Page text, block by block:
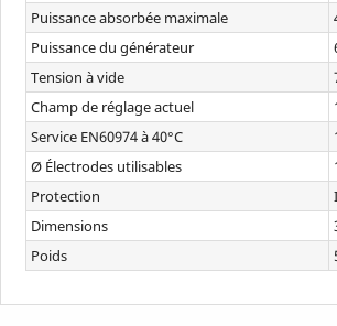
Puissance absorbée maximale
Puissance du générateur
Tension à vide
Champ de réglage actuel
Service EN60974 à 40°C
Ø Électrodes utilisables
Protection
Dimensions
Poids